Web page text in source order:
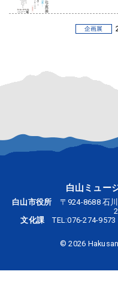
企画展
企画展「
お知らせ
の薔薇
白山ミュー
白山市役所 〒924-8688 石
文化課 TEL:076-274-9573
©2026